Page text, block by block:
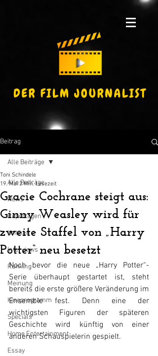
Beitrag
Alle Beiträge
News
Reportagen
Kritiken
Interviews
Ranking
Meinung
Kinoprogramm
Specials
Home Entertainment
Essay
Alle Beiträge
Gracie Cochrane steigt aus:
Ginny Weasley wird für
zweite Staffel von „Harry
Potter“ neu besetzt
Toni Schindele
19. Mai 2 Min. Lesezeit
Noch bevor die neue „Harry Potter“-
Serie überhaupt gestartet ist, steht
bereits die erste größere Veränderung im
Ensemble fest. Denn eine der
wichtigsten Figuren der späteren
Geschichte wird künftig von einer
anderen Schauspielerin gespielt.